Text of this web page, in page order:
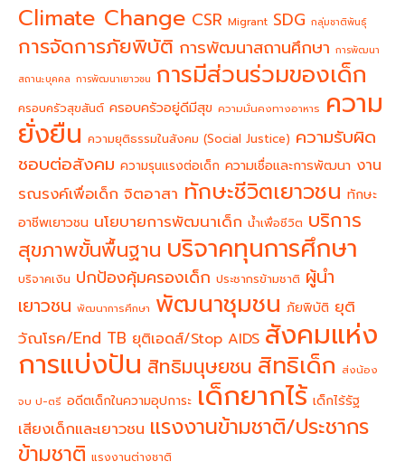
Climate Change CSR Migrant SDG กลุ่มชาติพันธุ์
การจัดการภัยพิบัติ การพัฒนาสถานศึกษา การพัฒนา
สถานะบุคคล การพัฒนาเยาวชน การมีส่วนร่วมของเด็ก
ครอบครัวสุขสันต์ ครอบครัวอยู่ดีมีสุข ความมั่นคงทางอาหาร ความ
ยั่งยืน ความยุติธรรมในสังคม (Social Justice) ความรับผิด
ชอบต่อสังคม ความรุนแรงต่อเด็ก ความเชื่อและการพัฒนา งาน
รณรงค์เพื่อเด็ก จิตอาสา ทักษะชีวิตเยาวชน ทักษะ
อาชีพเยาวชน นโยบายการพัฒนาเด็ก น้ำเพื่อชีวิต บริการ
สุขภาพขั้นพื้นฐาน บริจาคทุนการศึกษา
บริจาคเงิน ปกป้องคุ้มครองเด็ก ประชากรข้ามชาติ ผู้นำ
เยาวชน พัฒนาการศึกษา พัฒนาชุมชน ภัยพิบัติ ยุติ
วัณโรค/End TB ยุติเอดส์/Stop AIDS สังคมแห่ง
การแบ่งปัน สิทธิมนุษยชน สิทธิเด็ก ส่งน้อง
จบ ป-ตรี อดีตเด็กในความอุปการะ เด็กยากไร้ เด็กไร้รัฐ
เสียงเด็กและเยาวชน แรงงานข้ามชาติ/ประชากร
ข้ามชาติ แรงงานต่างชาติ